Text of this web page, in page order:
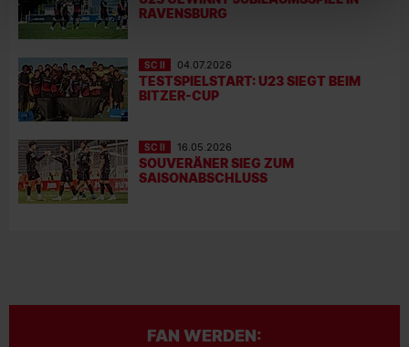
RAVENSBURG
SC II 04.07.2026
TESTSPIELSTART: U23 SIEGT BEIM
BITZER-CUP
SC II 16.05.2026
SOUVERÄNER SIEG ZUM
SAISONABSCHLUSS
FAN WERDEN: